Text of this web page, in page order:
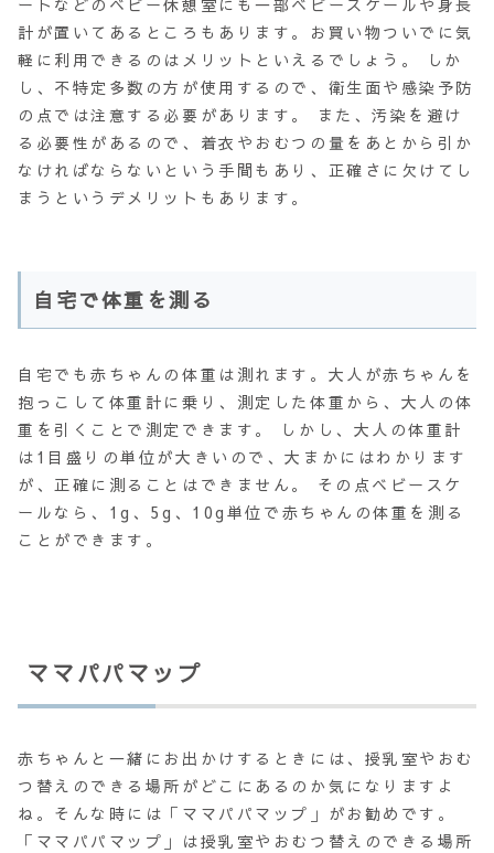
ートなどのベビー休憩室にも一部ベビースケールや身長
計が置いてあるところもあります。お買い物ついでに気
軽に利用できるのはメリットといえるでしょう。 しか
し、不特定多数の方が使用するので、衛生面や感染予防
の点では注意する必要があります。 また、汚染を避け
る必要性があるので、着衣やおむつの量をあとから引か
なければならないという手間もあり、正確さに欠けてし
まうというデメリットもあります。
自宅で体重を測る
自宅でも赤ちゃんの体重は測れます。大人が赤ちゃんを
抱っこして体重計に乗り、測定した体重から、大人の体
重を引くことで測定できます。 しかし、大人の体重計
は1目盛りの単位が大きいので、大まかにはわかります
が、正確に測ることはできません。 その点ベビースケ
ールなら、1g、5g、10g単位で赤ちゃんの体重を測る
ことができます。
ママパパマップ
赤ちゃんと一緒にお出かけするときには、授乳室やおむ
つ替えのできる場所がどこにあるのか気になりますよ
ね。そんな時には「ママパパマップ」がお勧めです。
「ママパパマップ」は授乳室やおむつ替えのできる場所